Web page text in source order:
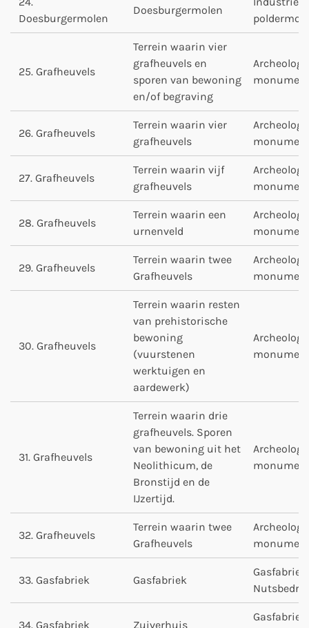
Doesburgermolen
Doesburgermolen
25. Grafheuvels
Terrein waarin vier
grafheuvels en
sporen van bewoning
en/of begraving
26. Grafheuvels
Terrein waarin vier
grafheuvels
27. Grafheuvels
Terrein waarin vijf
grafheuvels
28. Grafheuvels
Terrein waarin een
urnenveld
29. Grafheuvels
Terrein waarin twee
Grafheuvels
30. Grafheuvels
Terrein waarin resten
van prehistorische
bewoning
(vuurstenen
werktuigen en
aardewerk)
31. Grafheuvels
Terrein waarin drie
grafheuvels. Sporen
van bewoning uit het
Neolithicum, de
Bronstijd en de
IJzertijd.
32. Grafheuvels
Terrein waarin twee
Grafheuvels
33. Gasfabriek Gasfabriek
Gasfabriek:
Nutsbedrijf
34. Gasfabriek Zuiverhuis
Gasfabriek: